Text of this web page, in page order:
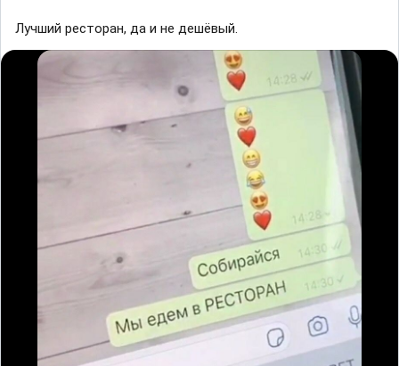
Лучший ресторан, да и не дешёвый.